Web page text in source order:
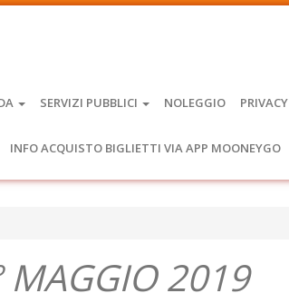
SERVIZI PUBBLICI NOLEGGIO PRIVACY
INFO ACQUISTO BIGLIETTI VIA APP MOONEYGO
MAGGIO 2019